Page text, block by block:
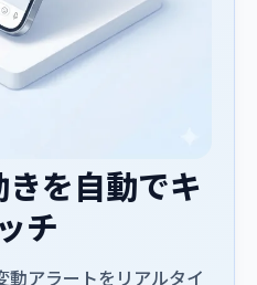
を自動でキ
チ
アラートをリアルタイ